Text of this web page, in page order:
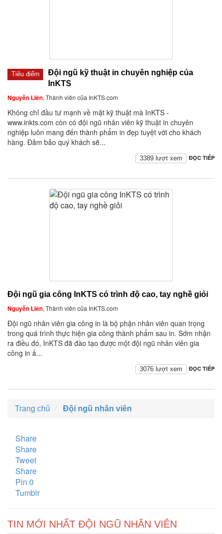
Tiêu điểm
Đội ngũ kỹ thuật in chuyên nghiệp của
InKTS
Nguyễn Liên, Thành viên của InKTS.com
Không chỉ đầu tư mạnh về mặt kỹ thuật mà InKTS -
www.inkts.com còn có đội ngũ nhân viên kỹ thuật in chuyên
nghiệp luôn mang đến thành phẩm in đẹp tuyệt vời cho khách
hàng. Đảm bảo quý khách sẽ...
ĐỌC TIẾP
3389 lượt xem
Đội ngũ gia công InKTS có trình độ cao, tay nghề giỏi
Nguyễn Liên, Thành viên của InKTS.com
Đội ngũ nhân viên gia công in là bộ phận nhân viên quan trọng
trong quá trình thực hiện gia công thành phẩm sau in. Sớm nhận
ra điều đó, InKTS đã đào tạo được một đội ngũ nhân viên gia
công in ấ...
ĐỌC TIẾP
3076 lượt xem
Trang chủ Đội ngũ nhân viên
Share
Share
Tweet
Share
Pin 0
Tumblr
TIN MỚI NHẤT ĐỘI NGŨ NHÂN VIÊN